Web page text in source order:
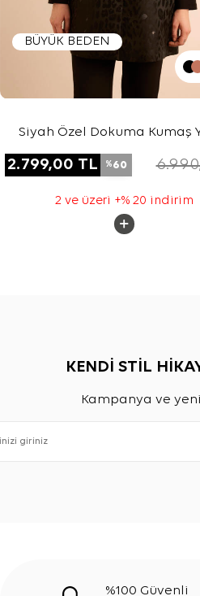
BÜYÜK BEDEN
Siyah Özel Dokuma Kumaş
2.799,00 TL %60
2 ve üzeri +% 20 indirim
KENDİ STİL
Kampanya ve
%100 Güvenli